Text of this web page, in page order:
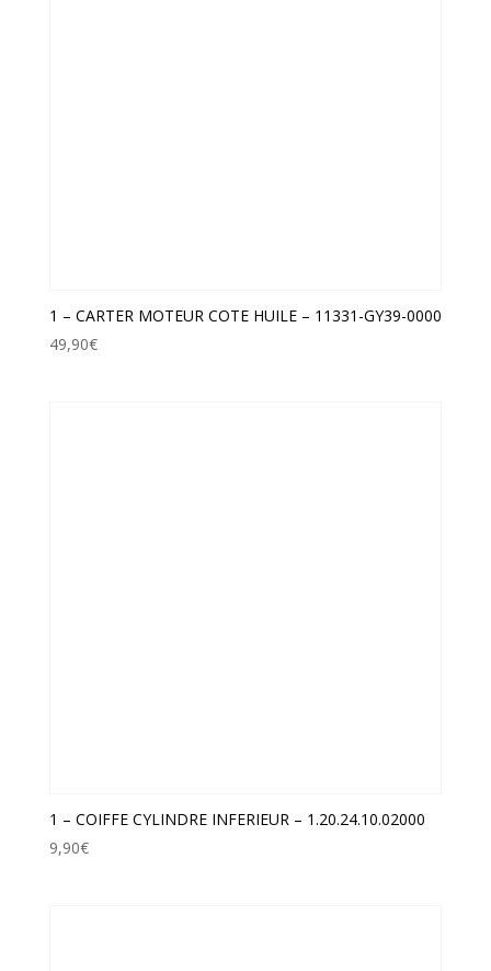
1 – CARTER MOTEUR COTE HUILE – 11331-GY39-0000
49,90€
1 – COIFFE CYLINDRE INFERIEUR – 1.20.24.10.02000
9,90€